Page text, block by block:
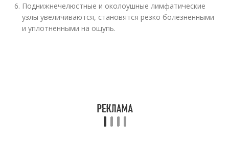
Поднижнечелюстные и околоушные лимфатические
узлы увеличиваются, становятся резко болезненными
и уплотненными на ощупь.